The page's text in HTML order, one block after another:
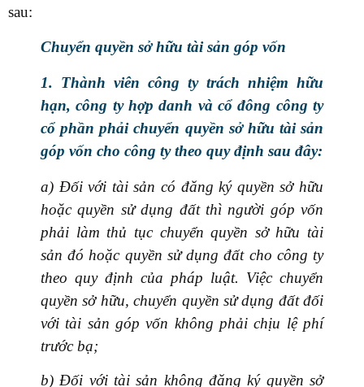
sau:
Chuyển quyền sở hữu tài sản góp vốn
1. Thành viên công ty trách nhiệm hữu
hạn, công ty hợp danh và cổ đông công ty
cổ phần phải chuyển quyền sở hữu tài sản
góp vốn cho công ty theo quy định sau đây:
a) Đối với tài sản có đăng ký quyền sở hữu
hoặc quyền sử dụng đất thì người góp vốn
phải làm thủ tục chuyển quyền sở hữu tài
sản đó hoặc quyền sử dụng đất cho công ty
theo quy định của pháp luật. Việc chuyển
quyền sở hữu, chuyển quyền sử dụng đất đối
với tài sản góp vốn không phải chịu lệ phí
trước bạ;
b) Đối với tài sản không đăng ký quyền sở